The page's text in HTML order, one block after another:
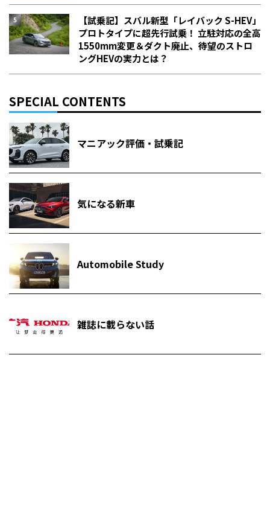
【試乗記】スバル新型「レイバック S-HEV」
プロトタイプに超先行試乗！ 立駐対応の全高
1550mm変更＆ダクト廃止、待望のストロ
ングHEVの実力とは？
SPECIAL CONTENTS
マニアック評価・試乗記
気になる新車
Automobile Study
雑誌に載らない話